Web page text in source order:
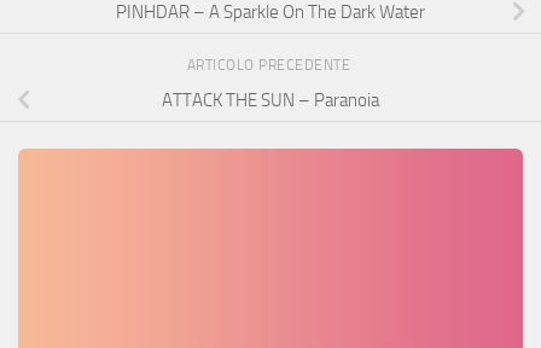
PINHDAR – A Sparkle On The Dark Water
ARTICOLO PRECEDENTE
ATTACK THE SUN – Paranoia